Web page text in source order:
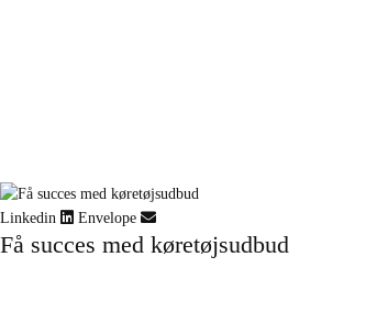
Linkedin Envelope
Få succes med køretøjsudbud